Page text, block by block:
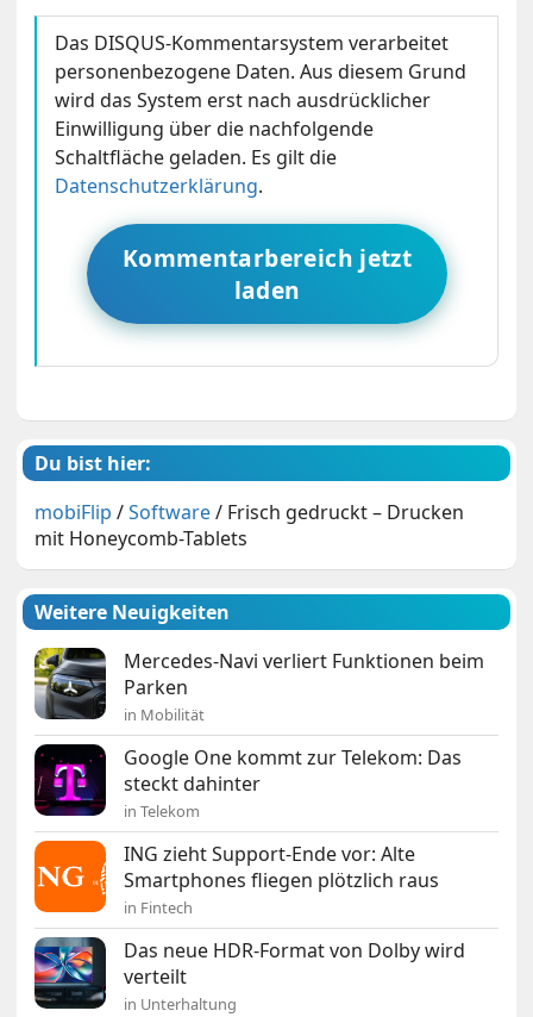
Das DISQUS-Kommentarsystem verarbeitet
personenbezogene Daten. Aus diesem Grund
wird das System erst nach ausdrücklicher
Einwilligung über die nachfolgende
Schaltfläche geladen. Es gilt die
Datenschutzerklärung.
Kommentarbereich jetzt
laden
Du bist hier:
mobiFlip /Software/ Frisch gedruckt – Drucken
mit Honeycomb-Tablets
Weitere Neuigkeiten
Mercedes-Navi verliert Funktionen beim
Parken
in Mobilität
Google One kommt zur Telekom: Das
steckt dahinter
in Telekom
ING zieht Support-Ende vor: Alte
Smartphones fliegen plötzlich raus
in Fintech
Das neue HDR-Format von Dolby wird
verteilt
in Unterhaltung